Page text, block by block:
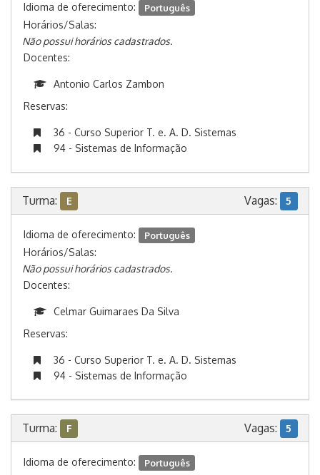
Idioma de oferecimento: Português
Horários/Salas:
Não possui horários cadastrados.
Docentes:
Antonio Carlos Zambon
Reservas:
36 - Curso Superior T. e. A. D. Sistemas
94 - Sistemas de Informação
Turma: E Vagas: 5
Idioma de oferecimento: Português
Horários/Salas:
Não possui horários cadastrados.
Docentes:
Celmar Guimaraes Da Silva
Reservas:
36 - Curso Superior T. e. A. D. Sistemas
94 - Sistemas de Informação
Turma: F Vagas: 5
Idioma de oferecimento: Português